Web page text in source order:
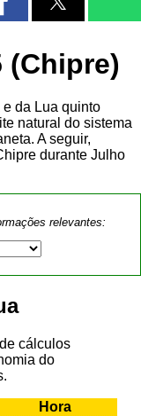
(Chipre)
e da Lua quinto
natural do sistema
A seguir,
durante Julho
relevantes:
cálculos
do
Hora